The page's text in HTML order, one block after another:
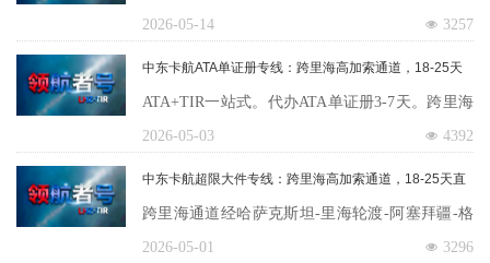
达，含目的地清关，13-18天。一车到底，中途不
换车不拆货不拼车。优先调度通关。只做整车整
柜，无拼箱。领航者LHZ全球无授权。官方电话4
00-0488-817。
2026-05-14 3257
中东卡航ATA单证册专线：跨里海高加索通道，18-25天
直达中东九国，展览品与工程项目设备临时进出境通道
ATA+TIR一站式。代办ATA单证册3-7天。跨里海
通道18-25天直达阿联酋、沙特、卡塔尔、科威
特。免关税免增值税，节省成本30%-50%。适配
展览品、工程项目设备、专业设备、商业样品。
迪拜五大行业展、沙特建材展、卡塔尔建筑展。
2026-05-03 4392
中东卡航超限大件专线：跨里海高加索通道，18-25天直
达中东九国，油气能源与基建项目专属运输通道
跨里海通道经哈萨克斯坦-里海轮渡-阿塞拜疆-格
鲁吉亚-土耳其至中东，绕开霍尔木兹海峡。18-2
2026-05-01 3296